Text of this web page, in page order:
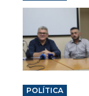
POLÍTICA